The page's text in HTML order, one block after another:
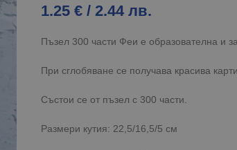
1.25 € / 2.44 лв.
Пъзел 300 части Феи е образователна и
При сглобяване се получава красива
Състои се от пъзел с 300 части.
Размери кутия: 22,5/16,5/5 см